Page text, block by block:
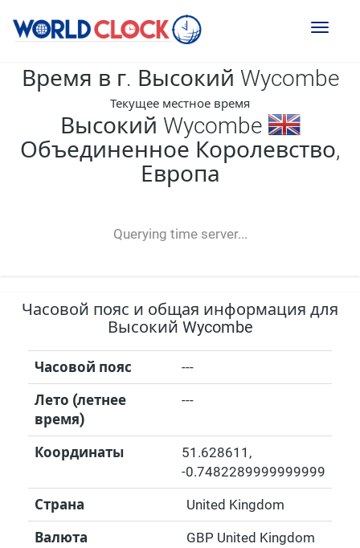
Toggle
Время в г. Высокий Wycombe
Текущее местное время
Высокий Wycombe
Объединенное Королевство,
Европа
Querying time server...
-- ---- ----
Часовой пояс и общая информация для
Высокий Wycombe
Часовой пояс ---
Лето (летнее
время)
---
Координаты 51.628611 ,
-0.7482289999999999
Страна United Kingdom
Валюта
GBP United Kingdom